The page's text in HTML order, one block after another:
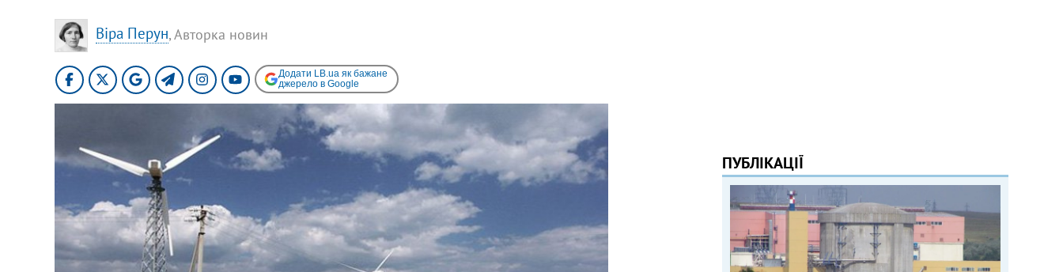
Віра Перун, Авторка новин
Додати LB.ua як бажане
джерело в Google
ПУБЛІКАЦІЇ